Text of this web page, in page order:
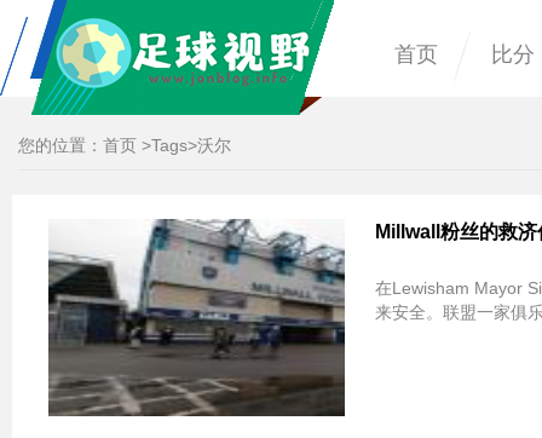
首页 比分
您的位置： 首页 >Tags>沃尔
Millwall粉丝的救
在Lewisham Mayor
来安全。联盟一家俱